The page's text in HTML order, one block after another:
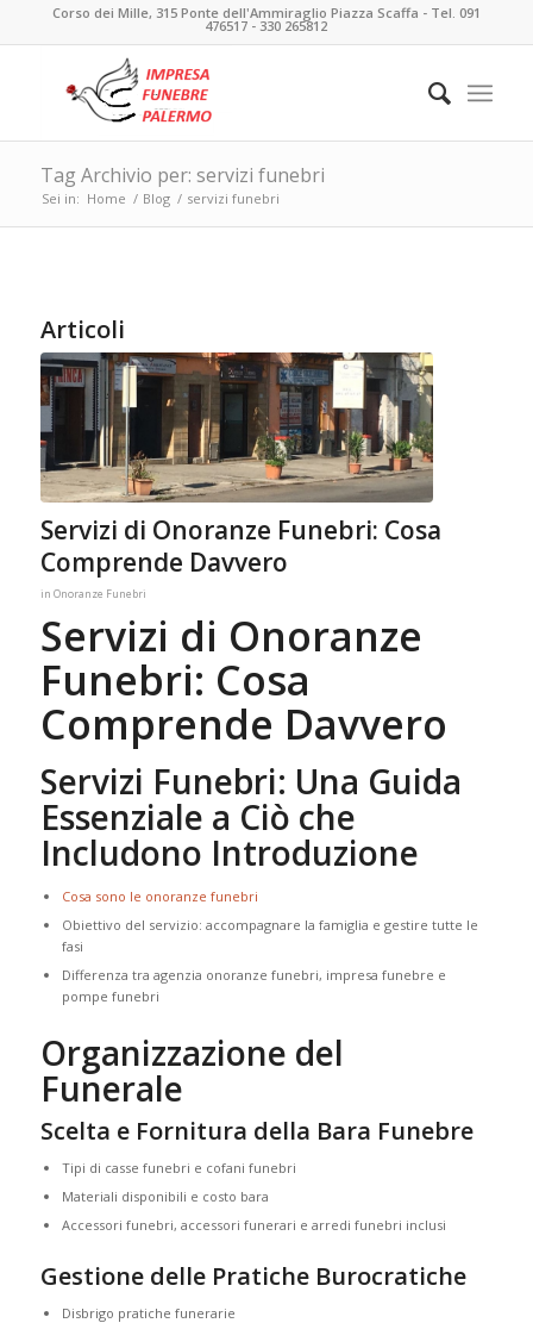
Corso dei Mille, 315 Ponte dell'Ammiraglio Piazza Scaffa - Tel. 091
476517 - 330 265812
Tag Archivio per: servizi funebri
Sei in: Home / Blog / servizi funebri
Articoli
Servizi di Onoranze Funebri: Cosa
Comprende Davvero
in Onoranze Funebri
Servizi di Onoranze
Funebri: Cosa
Comprende Davvero
Servizi Funebri: Una Guida
Essenziale a Ciò che
Includono Introduzione
Cosa sono le onoranze funebri
Obiettivo del servizio: accompagnare la famiglia e gestire tutte le
fasi
Differenza tra agenzia onoranze funebri, impresa funebre e
pompe funebri
Organizzazione del
Funerale
Scelta e Fornitura della Bara Funebre
Tipi di casse funebri e cofani funebri
Materiali disponibili e costo bara
Accessori funebri, accessori funerari e arredi funebri inclusi
Gestione delle Pratiche Burocratiche
Disbrigo pratiche funerarie